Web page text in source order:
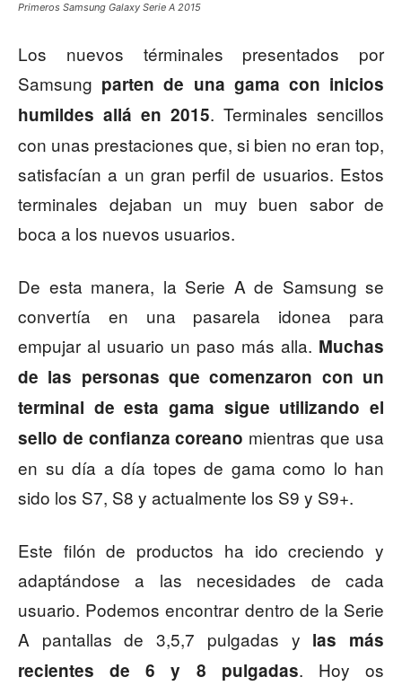
Primeros Samsung Galaxy Serie A 2015
Los nuevos términales presentados por
Samsung parten de una gama con inicios
humildes allá en 2015. Terminales sencillos
con unas prestaciones que, si bien no eran top,
satisfacían a un gran perfil de usuarios. Estos
terminales dejaban un muy buen sabor de
boca a los nuevos usuarios.
De esta manera, la Serie A de Samsung se
convertía en una pasarela idonea para
empujar al usuario un paso más alla. Muchas
de las personas que comenzaron con un
terminal de esta gama sigue utilizando el
sello de confianza coreano mientras que usa
en su día a día topes de gama como lo han
sido los S7, S8 y actualmente los S9 y S9+.
Este filón de productos ha ido creciendo y
adaptándose a las necesidades de cada
usuario. Podemos encontrar dentro de la Serie
A pantallas de 3,5,7 pulgadas y las más
recientes de 6 y 8 pulgadas. Hoy os